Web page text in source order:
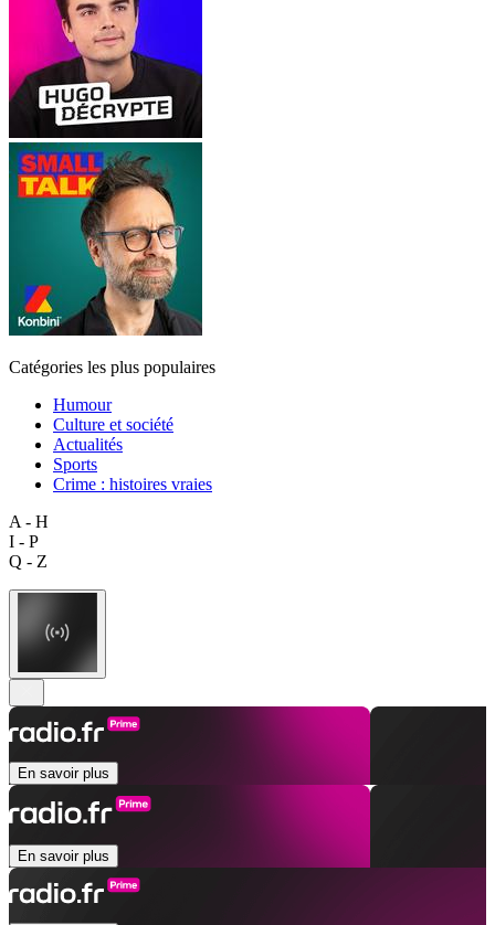
Catégories les plus populaires
Humour
Culture et société
Actualités
Sports
Crime : histoires vraies
A - H
I - P
Q - Z
En savoir plus
En savoir plus